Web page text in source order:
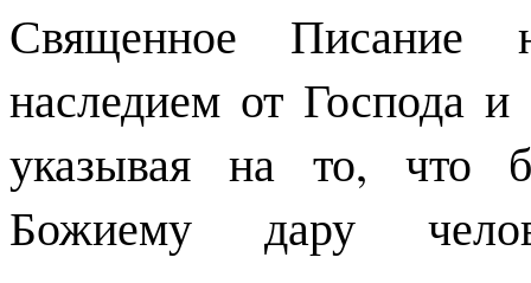
Священное Писание
наследием от Господа
указывая на то, что
Божиему дару